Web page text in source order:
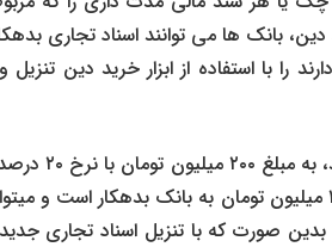
بانک ها می توانند اسناد تجاری
با استفاده از ابزار خرید دین
برای مثال اگر مشتری تسهیلات در
و در موعد سررسید نتواند بدهی خود را پرداخت نماید. مبلغ ۲۴۰ میلیون تومان به بانک
صورت که با تنزیل اسناد تجاری